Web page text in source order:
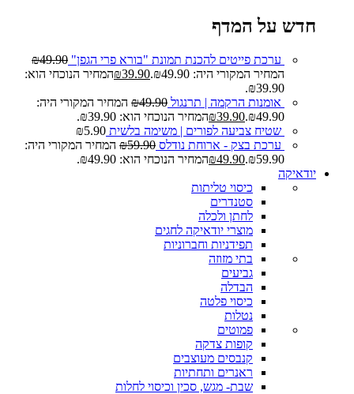
חדש על המדף
ערכת פייטים להכנת תמונת "בורא פרי הגפן" ₪49.90
המחיר המקורי היה: ₪49.90.
₪39.90
המחיר הנוכחי הוא:
₪39.90.
אומנות הרקמה | תרנגול
₪49.90
המחיר המקורי היה:
₪49.90.
₪39.90
המחיר הנוכחי הוא: ₪39.90.
שטיח צביעה לפורים | משימה בלשית
₪5.90
ערכת בצק - ארוחת נודלס
₪59.90
המחיר המקורי היה:
₪59.90.
₪49.90
המחיר הנוכחי הוא: ₪49.90.
יודאיקה
כיסוי טליתות
סטנדרים
לחתן ולכלה
מוצרי יודאיקה לחגים
תפידניות וחברוניות
בתי מזוזה
גביעים
הבדלה
כיסוי פלטה
נטלות
פמוטים
קופות צדקה
קנבסים מעוצבים
ראנרים ותחתיות
שבת- מגש, סכין וכיסוי לחלות